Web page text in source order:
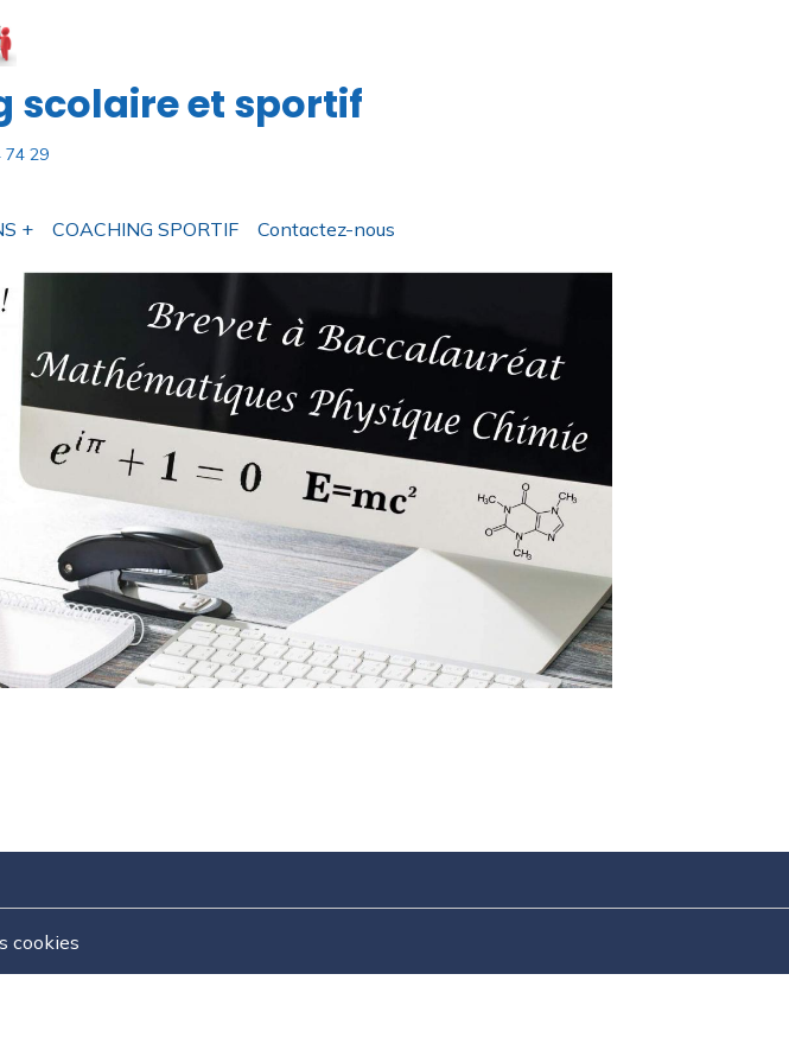
scolaire et sportif
74 29
+ COACHING SPORTIF Contactez-nous
cookies